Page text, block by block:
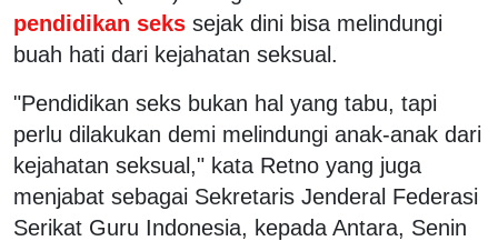
pendidikan seks sejak dini bisa melindungi
buah hati dari kejahatan seksual.
"Pendidikan seks bukan hal yang tabu, tapi
perlu dilakukan demi melindungi anak-anak dari
kejahatan seksual," kata Retno yang juga
menjabat sebagai Sekretaris Jenderal Federasi
Serikat Guru Indonesia, kepada Antara, Senin